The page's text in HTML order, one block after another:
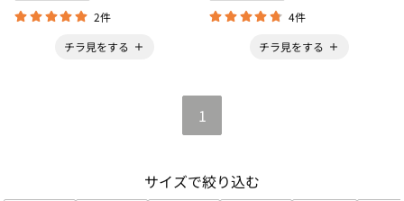
2件
チラ見をする
4件
チラ見をする
1
サイズで絞り込む